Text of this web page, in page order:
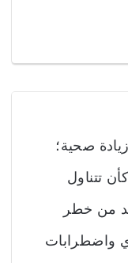
صحية؛
تتناول
من خطر
واضطرابات